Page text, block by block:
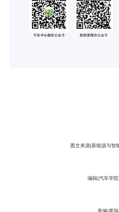
图文来源|新能源与智
编辑|汽车学